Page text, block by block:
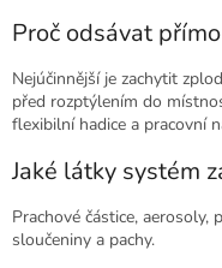
Proč odsávat
Nejúčinnější je zachytit
před rozptýlením do
flexibilní hadice a pracovní
Jaké látky systém
Prachové částice,
sloučeniny a pachy.